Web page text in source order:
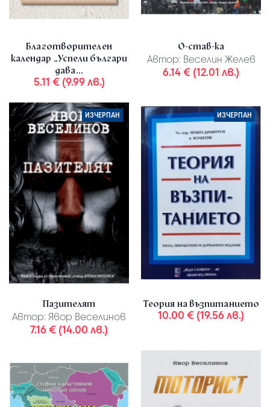
Благотворителен
календар „Успели българи
дава...
5.11 € (9.99 лв.)
О-став-ка
Автор: Веселин Желев
6.14 € (12.01 лв.)
ИЗЧЕРПАН
Пазителят
Автор: Явор Веселинов
7.16 € (14.00 лв.)
ИЗЧЕРПАН
Теория на възпитанието
10.00 € (19.56 лв.)